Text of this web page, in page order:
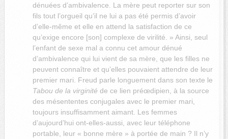
dénuées d’ambivalence. La mère peut reporter sur son
fils tout l’orgueil qu’il ne lui a pas été permis d’avoir
d’elle-même et elle en attend la satisfaction de ce
qu’exige encore [son] complexe de virilité. » Ainsi, seul
l’enfant de sexe mal a connu cet amour dénué
d’ambivalence qui lui vient de sa mère, que les filles ne
peuvent connaître et qu’elles pouvaient attendre de leur
premier mari. Freud parle longuement dans son texte le
Tabou de la virginité de ce lien préœdipien, à la source
des mésententes conjugales avec le premier mari,
toujours insuffisamment aimant. Les femmes
d’aujourd’hui ont-elles-aussi, avec leur téléphone
portable, leur « bonne mère » à portée de main ? Il n’y